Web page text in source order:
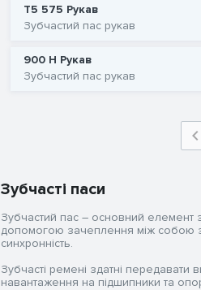
T5 575 Рукав
Зубчастий пас рукав
900 H Рукав
Зубчастий пас рукав
Зубчасті паси
Зубчастий пас – основний елемент
допомогою зачеплення між собою
синхронність.
Зубчасті ремені здатні
навантаження на підшипники та